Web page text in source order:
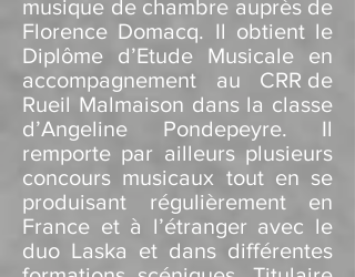
musique de chambre auprès de
Florence Domacq. Il obtient le
Diplôme d’Etude Musicale en
accompagnement au CRR de
Rueil Malmaison dans la classe
d’Angeline Pondepeyre. Il
remporte par ailleurs plusieurs
concours musicaux tout en se
produisant régulièrement en
France et à l’étranger avec le
duo Laska et dans différentes